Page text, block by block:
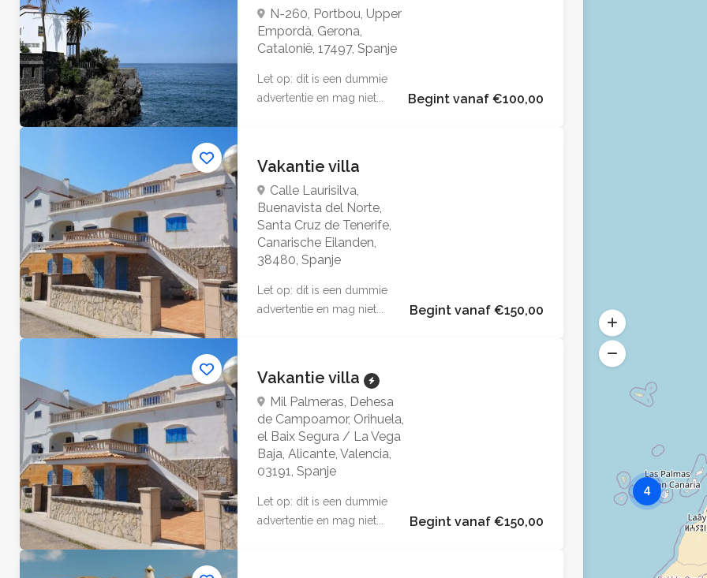
N-260, Portbou, Upper
Empordà, Gerona,
Catalonië, 17497, Spanje
Let op: dit is een dummie
advertentie en mag niet...
Begint vanaf €100,00
Vakantie villa
Calle Laurisilva,
Buenavista del Norte,
Santa Cruz de Tenerife,
Canarische Eilanden,
38480, Spanje
Let op: dit is een dummie
advertentie en mag niet...
Begint vanaf €150,00
Vakantie villa
Mil Palmeras, Dehesa
de Campoamor, Orihuela,
el Baix Segura / La Vega
Baja, Alicante, Valencia,
03191, Spanje
Let op: dit is een dummie
advertentie en mag niet...
Begint vanaf €150,00
4